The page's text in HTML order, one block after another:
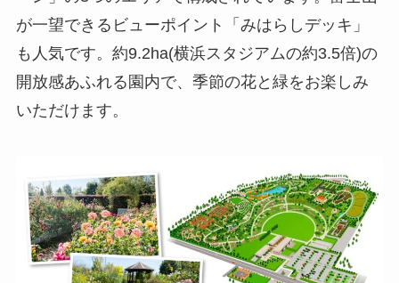
が一望できるビューポイント「みはらしデッキ」
も人気です。約9.2ha(横浜スタジアムの約3.5倍)の
開放感あふれる園内で、季節の花と緑をお楽しみ
いただけます。